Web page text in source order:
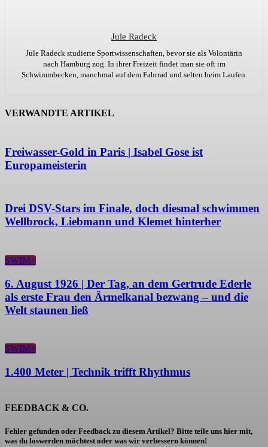
Jule Radeck
Jule Radeck studierte Sportwissenschaften, bevor sie als Volontärin
nach Hamburg zog. In ihrer Freizeit findet man sie oft im
Schwimmbecken, manchmal auf dem Fahrrad und selten beim Laufen.
VERWANDTE ARTIKEL
Freiwasser-Gold in Paris | Isabel Gose ist
Europameisterin
Drei DSV-Stars im Finale, doch diesmal schwimmen
Wellbrock, Liebmann und Klemet hinterher
SWIM+
6. August 1926 | Der Tag, an dem Gertrude Ederle
als erste Frau den Ärmelkanal bezwang – und die
Welt staunen ließ
SWIM+
1.400 Meter | Technik trifft Rhythmus
FEEDBACK & CO.
Fehler gefunden oder Feedback zu diesem Artikel? Bitte teile uns hier mit,
was du loswerden möchtest oder was wir verbessern können!